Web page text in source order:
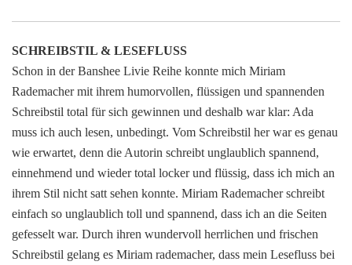
SCHREIBSTIL & LESEFLUSS
Schon in der Banshee Livie Reihe konnte mich Miriam
Rademacher mit ihrem humorvollen, flüssigen und spannenden
Schreibstil total für sich gewinnen und deshalb war klar: Ada
muss ich auch lesen, unbedingt. Vom Schreibstil her war es genau
wie erwartet, denn die Autorin schreibt unglaublich spannend,
einnehmend und wieder total locker und flüssig, dass ich mich an
ihrem Stil nicht satt sehen konnte. Miriam Rademacher schreibt
einfach so unglaublich toll und spannend, dass ich an die Seiten
gefesselt war. Durch ihren wundervoll herrlichen und frischen
Schreibstil gelang es Miriam rademacher, dass mein Lesefluss bei